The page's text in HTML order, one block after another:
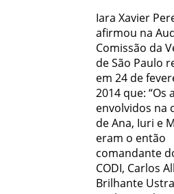
Iara Xavier
afirmou na
Comissão da
de São Paulo
em 24 de
2014 que: “Os
envolvidos na
de Ana, Iuri e
eram o então
comandante
CODI, Carlos
Brilhante